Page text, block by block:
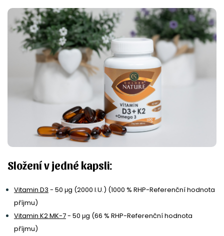
Složení v jedné kapsli:
Vitamin D3 - 50 μg (2000 I.U.) (1000 % RHP-Referenční hodnota
příjmu)
Vitamin K2 MK-7- 50 μg (66 % RHP-Referenční hodnota
příjmu)